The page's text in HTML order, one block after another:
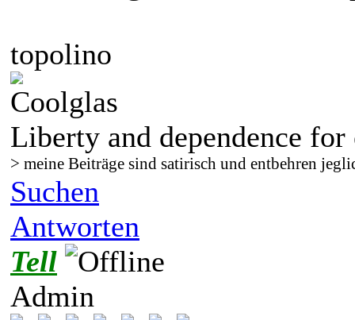
topolino
Liberty and dependence for
> meine Beiträge sind satirisch und entbehren
Suchen
Antworten
Tell
Admin